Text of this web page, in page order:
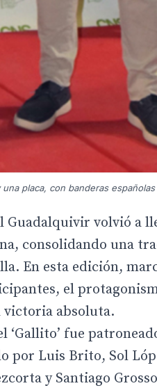
placa, con banderas
Guadalquivir volvió a
consolidando una
En esta edición,
el
victoria absoluta.
‘Gallito’ fue
Luis Brito, Sol
y Santiago